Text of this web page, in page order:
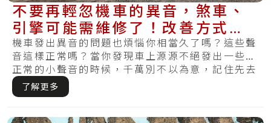
不要再輕忽機車的異音，煞車、
引擎可能需維修了！改善方式有
哪些？
機車發出異音的問題也煩惱你相當久了嗎？這些聲
音這樣正常嗎？當你發現車上源源不絕發出一些不
正常的小聲音的時候，千萬別不以為意，記住先去
機車.....
了解更多